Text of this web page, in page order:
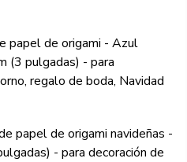
papel de origami - Azul
(3 pulgadas) - para
regalo de boda, Navidad
papel de origami navideñas -
- para decoración de